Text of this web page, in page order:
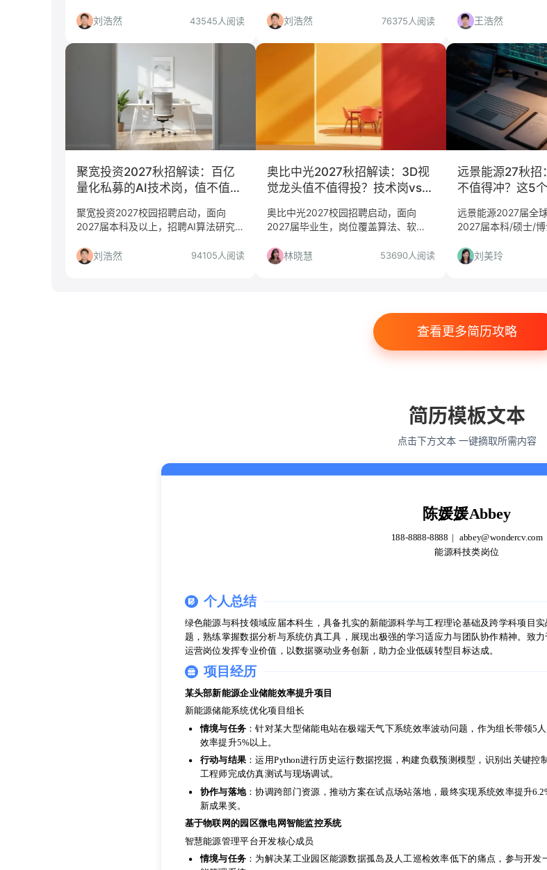
匹配、投递风险三个维度给出判断，帮
你决定是否投递。
刘浩然 43545人阅读
门槛、适合人群与投递建议，帮你判断
是否值得投。
刘浩然 76375人阅读
策角度解读项目选
策略，帮你判断是否
王浩然
聚宽投资2027秋招解读：百亿
量化私募的AI技术岗，值不值得
聚宽投资2027校园招聘启动，面向
2027届本科及以上，招聘AI算法研究
等。本文从公司实力、岗位要求、适合
人群等角度全面解读，帮你判断是否值
刘浩然 94105人阅读
奥比中光2027秋招解读：3D视
觉龙头值不值得投？技术岗vs非
奥比中光2027校园招聘启动，面向
2027届毕业生，岗位覆盖算法、软
岗位匹配、竞争门槛等角度给出投递建
议，帮助应届生判断是否值得投递。
林晓慧 53690人阅读
远景能源27秋招
不值得冲？这5
远景能源2027届全
2027届本科/硕士/
槛、培养计划、适
助你高效决策。
刘美玲
查看更多简历攻略
简历模板文本
点击下方文本 一键摘取所需内容
陈媛媛Abbey
188-8888-8888
abbey@wondercv.com
能源科技类岗位
个人总结
绿色能源与科技领域应届本科生，具备扎实的新能源科学与工程理论基础及跨学科项目
题，熟练掌握数据分析与系统仿真工具，展现出极强的学习适应力与团队协作精神。致
运营岗位发挥专业价值，以数据驱动业务创新，助力企业低碳转型目标达成。
项目经历
某头部新能源企业储能效率提升项目
新能源储能系统优化项目组长
情境与任务 ：针对某大型储能电站在极端天气下系统效率波动问题，作为组长带领5
效率提升5%以上。
行动与结果 ：运用Python进行历史运行数据挖掘，构建负载预测模型，识别出关键
工程师完成仿真测试与现场调试。
协作与落地：协调跨部门资源，推动方案在试点场站落地，最终实现系统效率提升
新成果奖。
基于物联网的园区微电网智能监控系统
智慧能源管理平台开发核心成员
情境与任务 ：为解决某工业园区能源数据孤岛及人工巡检效率低下的痛点，参与开
个人总结
绿色能源与科技领域应届本科生，具备扎实的新能源科学与工程理论基础及跨学科项目
题，熟练掌握数据分析与系统仿真工具，展现出极强的学习适应力与团队协作精神。致
项目经历
某头部新能源企业储能效率提升项目
新能源储能系统优化项目组长
情境与任务：针对某大型储能电站在极端天气下系统效率波动问题，作为组长带领5
效率提升5%以上。
行动与结果
工程师完成仿真测试与现场调试。
协作与落地：协调跨部门资源，推动方案在试点场站落地，最终实现系统效率提升
新成果奖。